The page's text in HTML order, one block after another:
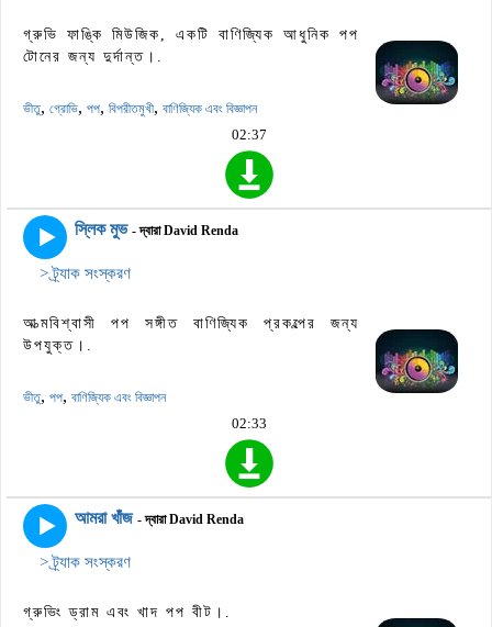
গ্রুভি ফাঙ্কি মিউজিক, একটি বাণিজ্যিক আধুনিক পপ
টোনের জন্য দুর্দান্ত।.
ভীতু, গ্রোভি, পপ, বিপরীতমুখী, বাণিজ্যিক এবং বিজ্ঞাপন
02:37
স্লিক মুভ - দ্বারা David Renda
> ট্র্যাক সংস্করণ
আত্মবিশ্বাসী পপ সঙ্গীত বাণিজ্যিক প্রকল্পের জন্য
উপযুক্ত।.
ভীতু, পপ, বাণিজ্যিক এবং বিজ্ঞাপন
02:33
আমরা খাঁজ - দ্বারা David Renda
> ট্র্যাক সংস্করণ
গ্রুভিং ড্রাম এবং খাদ পপ বীট।.